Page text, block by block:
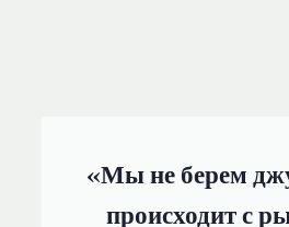
«Мы не берем
происходит с